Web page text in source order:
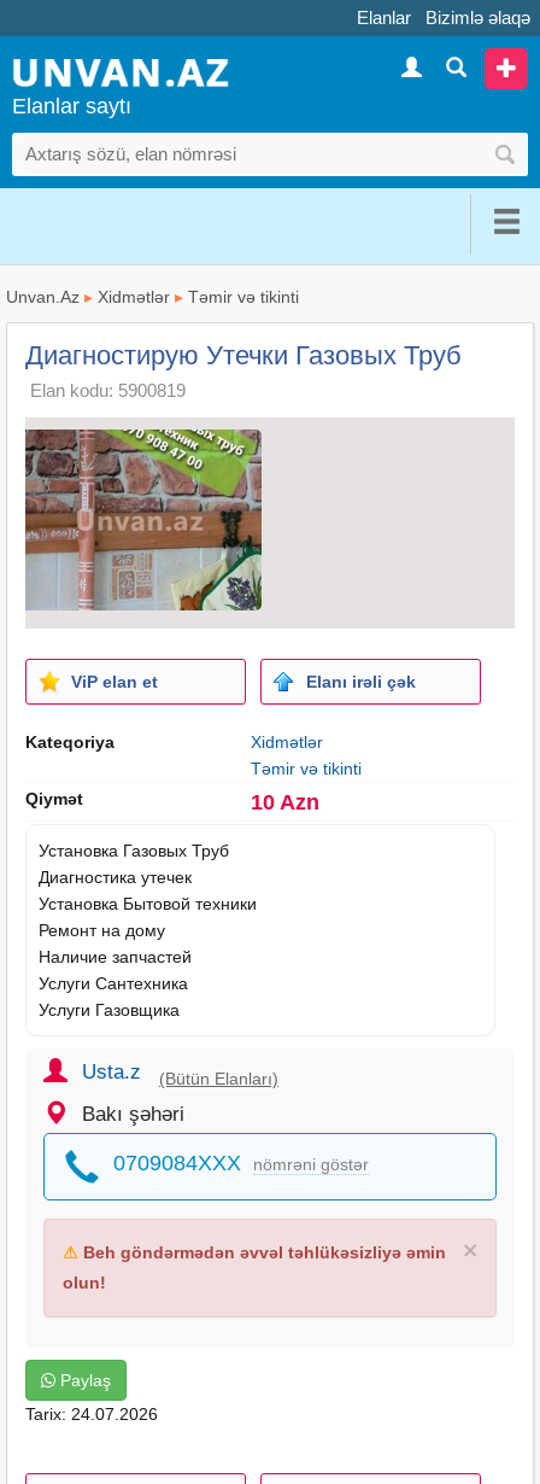
Elanlar Bizimlə əlaqə
Elanlar saytı
Unvan.Az ▸ Xidmətlər ▸ Təmir və tikinti
Диагностирую Утечки Газовых Труб
Elan kodu: 5900819
ViP elan et Elanı irəli çək
Kateqoriya
Xidmətlər
Təmir və tikinti
Qiymət
10 Azn
Установка Газовых Труб
Диагностика утечек
Установка Бытовой техники
Ремонт на дому
Наличие запчастей
Услуги Сантехника
Услуги Газовщика
Usta.z (Bütün Elanları)
Bakı şəhəri
0709084XXX nömrəni göstər
×
⚠ Beh göndərmədən əvvəl təhlükəsizliyə əmin
olun!
Paylaş
Tarix: 24.07.2026